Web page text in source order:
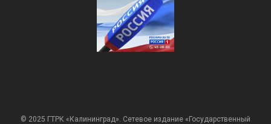
© 2025 ГТРК «Калининград». Сетевое издание «Государственный